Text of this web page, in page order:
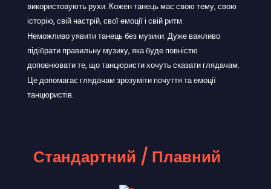
використовують рухи. Кожен танець має свою тему, свою
історію, свій настрій, свої емоції і свій ритм.
Неможливо уявити танець без музики. Дуже важливо
підібрати правильну музику, яка буде повністю
доповнювати те, що танцюристи хочуть сказати глядачам.
Це допомагає глядачам зрозуміти почуття та емоції
танцюристів.
Стандартний / Плавний